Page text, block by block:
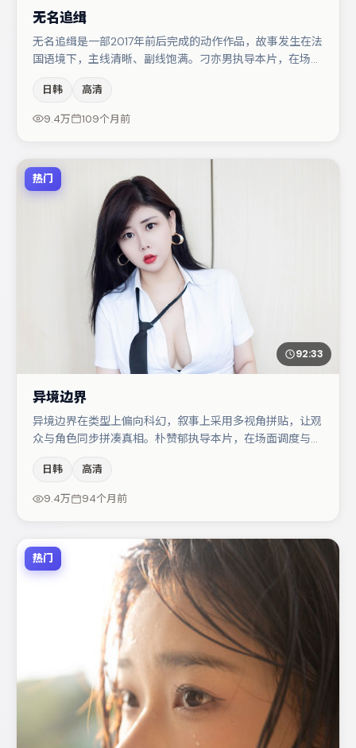
无名追缉
无名追缉是一部2017年前后完成的动作作品，故事发生在法
国语境下，主线清晰、副线饱满。刁亦男执导本片，在场面
纶镁在片中承担叙事驱动，杨幂、白宇分别提供反差与喜
剧/悬疑调剂（视场次而定）。若你偏爱强类型与清晰主
日韩 高清
9.4万 109个月前
热门
92:33
异境边界
异境边界在类型上偏向科幻，叙事上采用多视角拼贴，让观
众与角色同步拼凑真相。朴赞郁执导本片，在场面调度与表
括朱一龙、河正宇、段奕宏等，角色动机前后呼应，适合喜
欢抠台词与伏笔的观众。整体完成度较高，适合周末一口气
日韩 高清
9.4万 94个月前
热门